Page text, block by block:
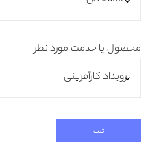
محصول یا خدمت مورد نظر